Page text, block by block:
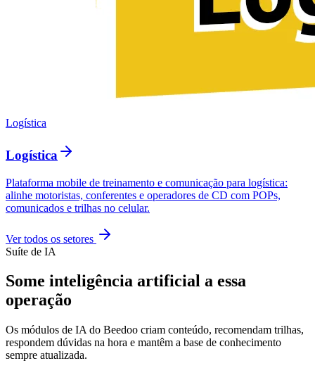
Logística
Logística
Plataforma mobile de treinamento e comunicação para logística:
alinhe motoristas, conferentes e operadores de CD com POPs,
comunicados e trilhas no celular.
Ver todos os setores
Suíte de IA
Some inteligência artificial a essa
operação
Os módulos de IA do Beedoo criam conteúdo, recomendam trilhas,
respondem dúvidas na hora e mantêm a base de conhecimento
sempre atualizada.